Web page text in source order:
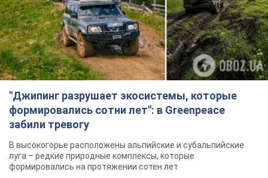
"Джипинг разрушает экосистемы, которые
формировались сотни лет": в Greenpeace
забили тревогу
В высокогорье расположены альпийские и субальпийские
луга – редкие природные комплексы, которые
формировались на протяжении сотен лет